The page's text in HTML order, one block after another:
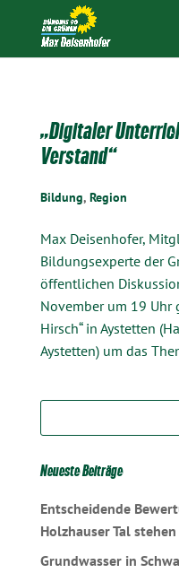
„Digitaler
Verstand“
Bildung, Region
Max Deisenhofer,
Bildungsexperte der
öffentlichen
November um 19 Uhr
Hirsch“ in Aystetten
Aystetten) um das
Neueste Beiträge
Entscheidende
Holzhauser Tal
Grundwasser in